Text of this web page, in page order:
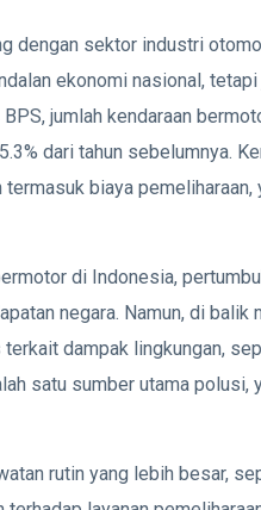
dengan sektor industri
ekonomi nasional, tetapi
jumlah kendaraan
dari tahun sebelumnya.
biaya
di Indonesia,
negara. Namun, di balik
dampak lingkungan,
satu sumber utama polusi,
rutin yang lebih besar,